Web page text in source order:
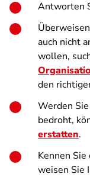
Antworten
auch nicht
wollen,
den
Werden
bedroht,
erstatten.
Kennen
weisen Sie